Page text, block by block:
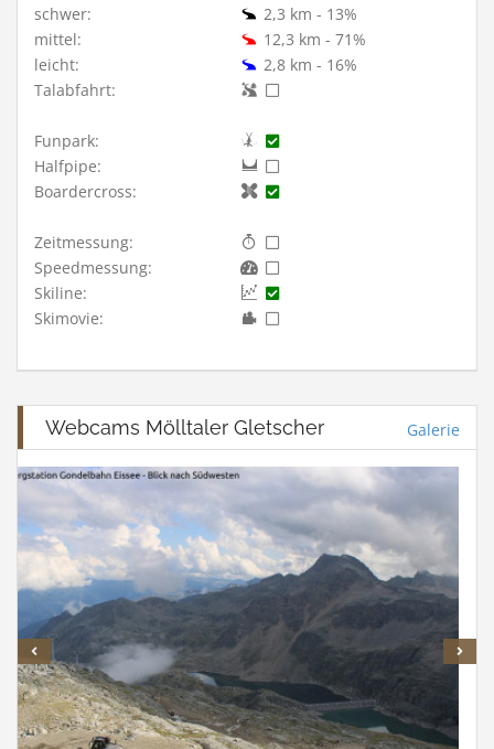
schwer:
2,3 km - 13%
mittel:
12,3 km - 71%
leicht:
2,8 km - 16%
Talabfahrt:
Funpark:
Halfpipe:
Boardercross:
Zeitmessung:
Speedmessung:
Skiline:
Skimovie:
Webcams Mölltaler Gletscher Galerie